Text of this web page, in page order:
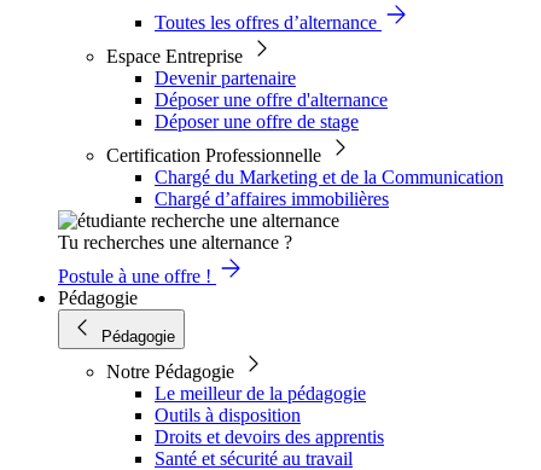
Toutes les offres d’alternance
Espace Entreprise
Devenir partenaire
Déposer une offre d'alternance
Déposer une offre de stage
Certification Professionnelle
Chargé du Marketing et de la Communication
Chargé d’affaires immobilières
Tu recherches une alternance ?
Postule à une offre !
Pédagogie
Pédagogie
Notre Pédagogie
Le meilleur de la pédagogie
Outils à disposition
Droits et devoirs des apprentis
Santé et sécurité au travail